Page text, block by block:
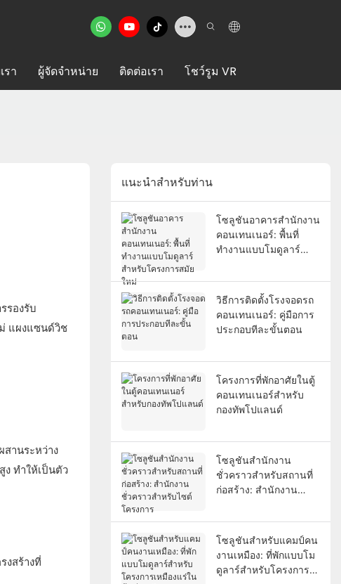
รา ผู้จัดจำหน่าย ติดต่อเรา โชว์รูม VR
รองรับ
แผงแซนด์วิช
านระหว่าง
ทำให้เป็นตัว
งสร้างที่
แนะนำสำหรับท่าน
โซลูชันอาคารสำนักงาน
คอนเทนเนอร์: พื้นที่
ทำงานแบบโมดูลาร์
ใหม่
วิธีการติดตั้งโรงจอดรถ
คอนเทนเนอร์: คู่มือการ
ประกอบทีละขั้นตอน
โครงการที่พักอาศัยในตู้
คอนเทนเนอร์สำหรับ
กองทัพโปแลนด์
โซลูชันสำนักงาน
ชั่วคราวสำหรับสถานที่
ก่อสร้าง: สำนักงาน
โครงการ
โซลูชันสำหรับแคมป์คน
งานเหมือง: ที่พักแบบโม
ดูลาร์สำหรับโครงการ